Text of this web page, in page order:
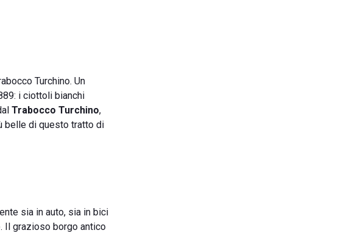
Turchino. Un
i ciottoli bianchi
Trabocco Turchino,
belle di questo tratto di
sia in auto, sia in bici
. Il grazioso borgo antico